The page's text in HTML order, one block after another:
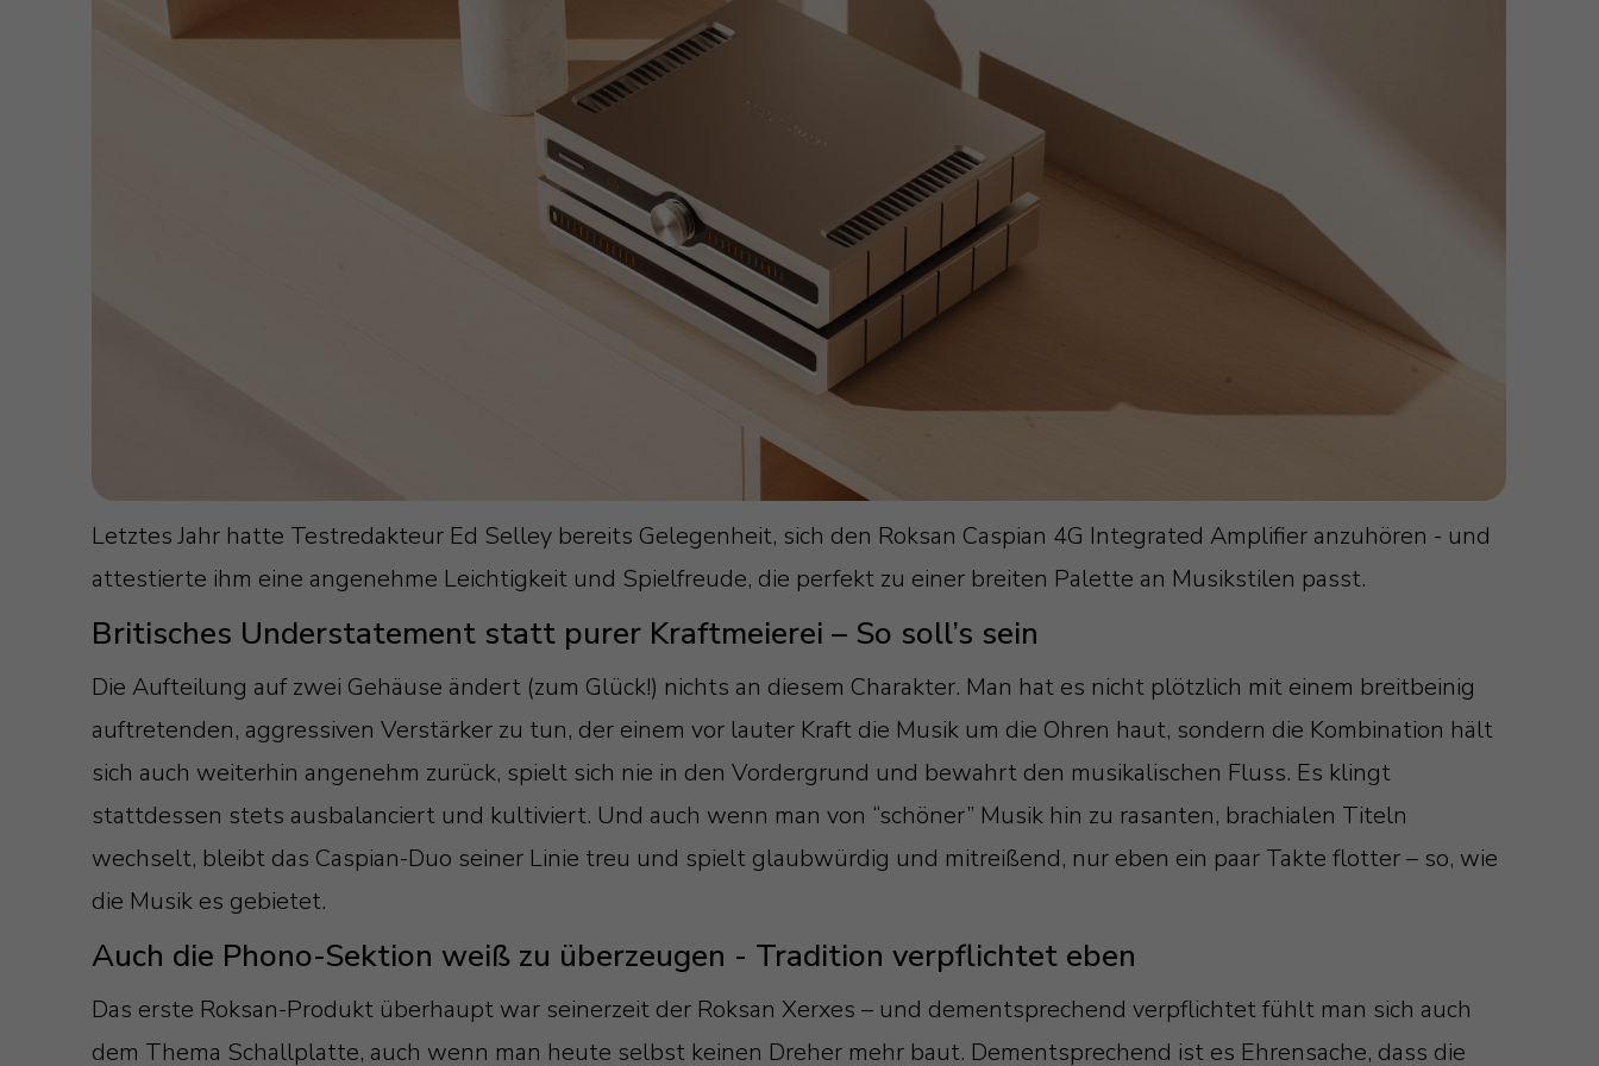
Letztes Jahr hatte Testredakteur Ed Selley bereits Gelegenheit, sich den Roksan Caspian 4G Integrated Amplifier anzuhören - und
attestierte ihm eine angenehme Leichtigkeit und Spielfreude, die perfekt zu einer breiten Palette an Musikstilen passt.
Britisches Understatement statt purer Kraftmeierei – So soll’s sein
Die Aufteilung auf zwei Gehäuse ändert (zum Glück!) nichts an diesem Charakter. Man hat es nicht plötzlich mit einem breitbeinig
auftretenden, aggressiven Verstärker zu tun, der einem vor lauter Kraft die Musik um die Ohren haut, sondern die Kombination hält
sich auch weiterhin angenehm zurück, spielt sich nie in den Vordergrund und bewahrt den musikalischen Fluss. Es klingt
stattdessen stets ausbalanciert und kultiviert. Und auch wenn man von “schöner” Musik hin zu rasanten, brachialen Titeln
wechselt, bleibt das Caspian-Duo seiner Linie treu und spielt glaubwürdig und mitreißend, nur eben ein paar Takte flotter – so, wie
die Musik es gebietet.
Auch die Phono-Sektion weiß zu überzeugen - Tradition verpflichtet eben
Das erste Roksan-Produkt überhaupt war seinerzeit der Roksan Xerxes – und dementsprechend verpflichtet fühlt man sich auch
dem Thema Schallplatte, auch wenn man heute selbst keinen Dreher mehr baut. Dementsprechend ist es Ehrensache, dass die